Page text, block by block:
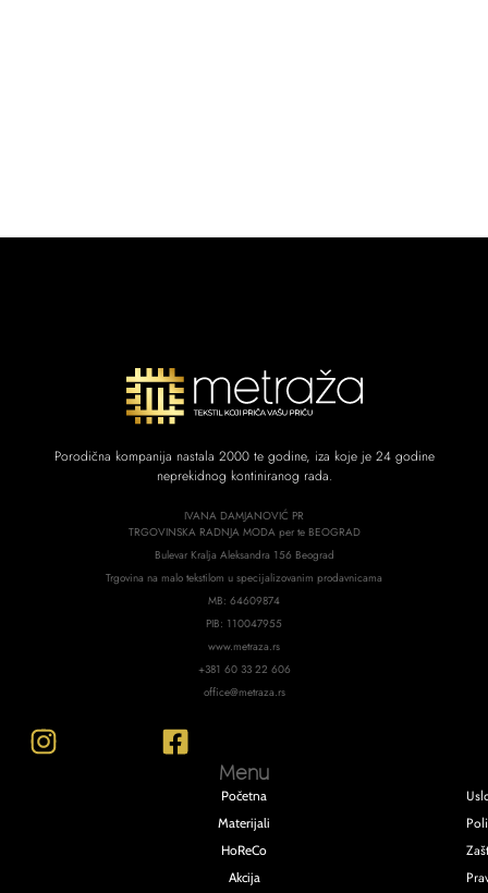
Porodična kompanija nastala 2000 te godine, iza koje je 24 godine
neprekidnog kontiniranog rada.
IVANA DAMJANOVIĆ PR
TRGOVINSKA RADNJA MODA per te BEOGRAD
Bulevar Kralja Aleksandra 156 Beograd
Trgovina na malo tekstilom u specijalizovanim prodavnicama
MB: 64609874
PIB: 110047955
www.metraza.rs
+381 60 33 22 606
office@metraza.rs
Menu
Početna
Materijali
HoReCo
Akcija